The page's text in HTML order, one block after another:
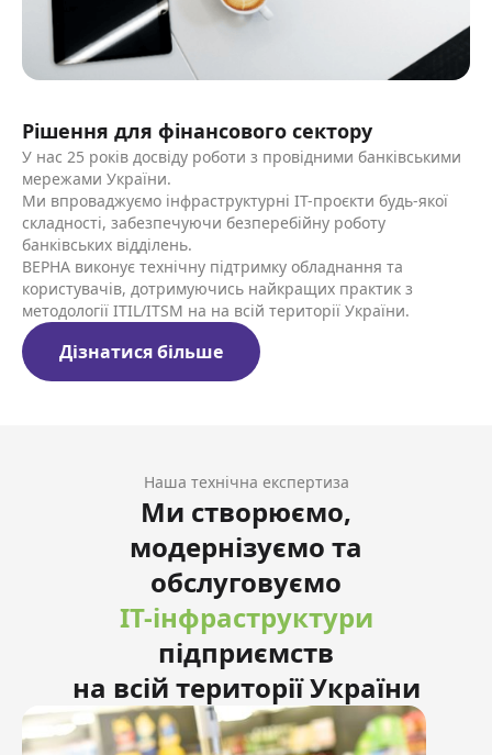
Рішення для фінансового сектору
У нас 25 років досвіду роботи з провідними банківськими
мережами України.
Ми впроваджуємо інфраструктурні ІТ-проєкти будь-якої
складності, забезпечуючи безперебійну роботу
банківських відділень.
ВЕРНА виконує технічну підтримку обладнання та
користувачів, дотримуючись найкращих практик з
методології ITIL/ITSM на на всій території України.
Дізнатися більше
Наша технічна експертиза
Ми створюємо,
модернізуємо та
обслуговуємо
IT-інфраструктури
підприємств
на всій території України